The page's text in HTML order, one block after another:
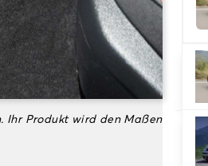
Ihr Produkt wird den Maßen
2.
3.